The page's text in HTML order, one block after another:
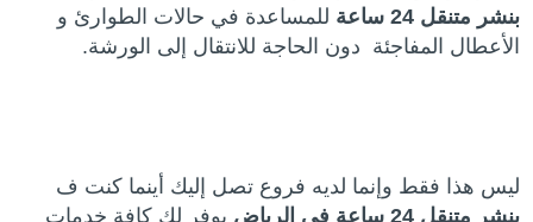
بنشر متنقل 24 ساعة
للمساعدة في حالات الطوارئ و
الأعطال المفاجئة دون الحاجة للانتقال إلى الورشة.
ليس هذا فقط وإنما لديه فروع تصل إليك أينما كنت ف
بنشر متنقل 24 ساعة في الرياض
يوفر لك كافة خدمات